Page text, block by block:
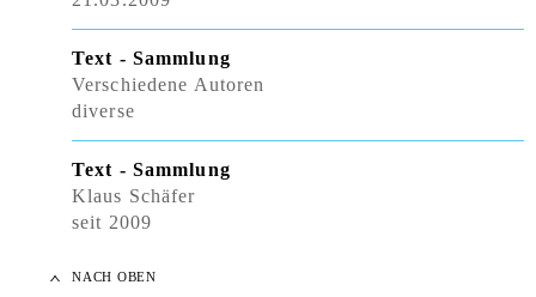
Text - Sammlung
Verschiedene Autoren
diverse
Text - Sammlung
Klaus Schäfer
seit 2009
NACH OBEN